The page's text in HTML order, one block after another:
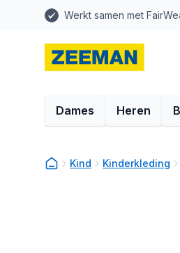
Werkt samen met
Dames Heren
Kind Kinderkleding